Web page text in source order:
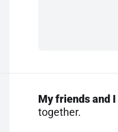
My friends and I
together.